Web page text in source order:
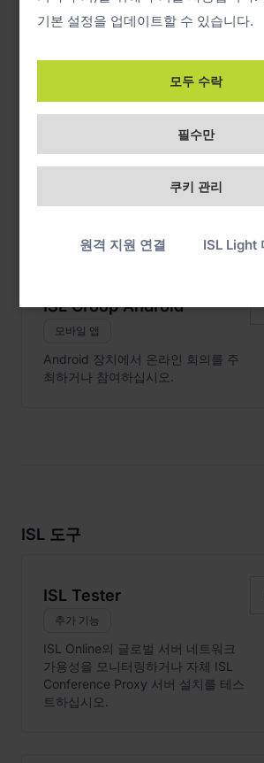
모바일 앱
iPhone 또는 iPad에서 온라인 회의를
ISL Groop Android
모바일 앱
Android 장치에서 온라인 회의를 주
최하거나 참여하십시오.
ISL 도구
ISL Tester
추가 기능
ISL Online의 글로벌 서버 네트워크
가용성을 모니터링하거나 자체 ISL
Conference Proxy 서버 설치를 테스
트하십시오.
기본 설정을 업데이트할 수 있습니다.
모두 수락
필수만
쿠키 관리
원격 지원 연결 ISL Light